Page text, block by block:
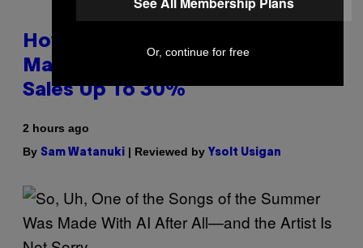
How To Stack Fleshlight’s Mix &
Match, Build Your Own Combo
Sales Up To 30%
2 hours ago
By Sam Watanuki | Reviewed by Ysolt Usigan
Or, continue for free